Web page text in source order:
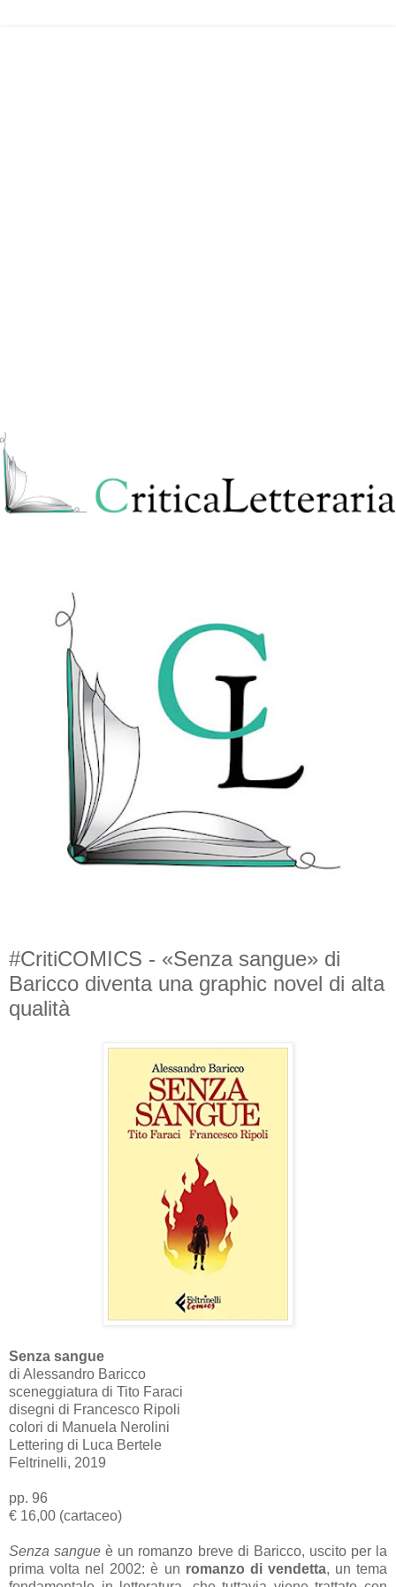
#CritiCOMICS - «Senza sangue» di
Baricco diventa una graphic novel di alta
qualità
Senza sangue
di Alessandro Baricco
sceneggiatura di Tito Faraci
disegni di Francesco Ripoli
colori di Manuela Nerolini
Lettering di Luca Bertele
Feltrinelli, 2019
pp. 96
€ 16,00 (cartaceo)
Senza sangueè un romanzo breve di Baricco, uscito per la
prima volta nel 2002: è un romanzo di vendetta, un tema